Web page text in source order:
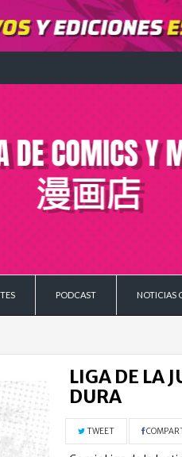
PODCAST NOTICIAS
LIGA DE LA
DURA
TWEET